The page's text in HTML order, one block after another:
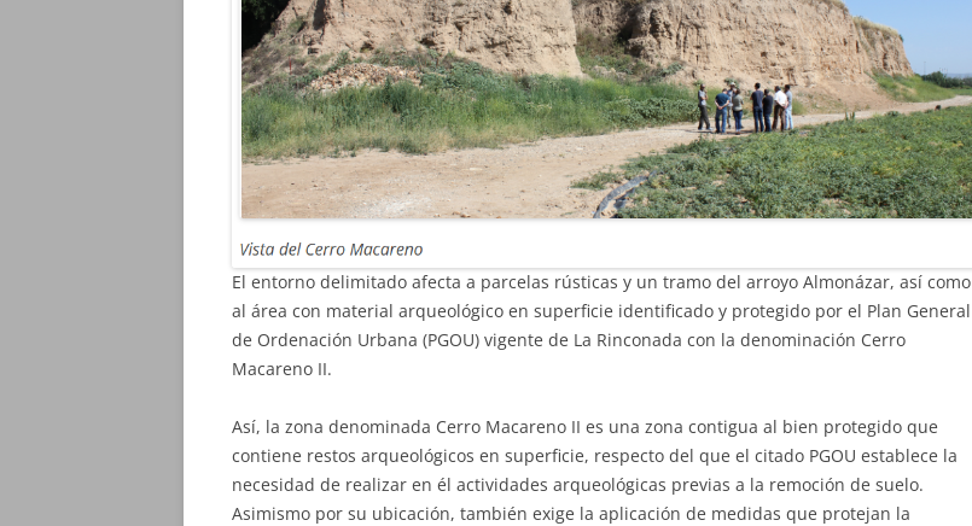
El entorno delimitado afecta a parcelas rústicas y un tramo del arroyo Almonázar, así como
al área con material arqueológico en superficie identificado y protegido por el Plan General
de Ordenación Urbana (PGOU) vigente de La Rinconada con la denominación Cerro
Macareno II.
Así, la zona denominada Cerro Macareno II es una zona contigua al bien protegido que
contiene restos arqueológicos en superficie, respecto del que el citado PGOU establece la
necesidad de realizar en él actividades arqueológicas previas a la remoción de suelo.
Asimismo por su ubicación, también exige la aplicación de medidas que protejan la